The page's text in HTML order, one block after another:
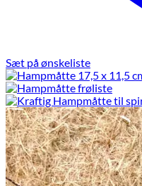
Sæt på ønskeliste